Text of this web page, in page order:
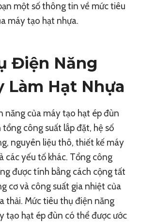
một số thông tin về mức tiêu
máy tạo hạt nhựa.
Điện Năng
Làm Hạt Nhựa
năng của máy tạo hạt ép đùn
công suất lắp đặt, hệ số
nguyên liệu thô, thiết kế máy
các yếu tố khác. Tổng công
được tính bằng cách cộng tất
cơ và công suất gia nhiệt của
thải. Mức tiêu thụ điện năng
tạo hạt ép đùn có thể được ước